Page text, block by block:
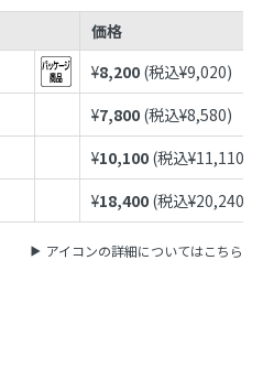
価格
¥8,200 (税込¥9,020)
¥7,800 (税込¥8,580)
¥10,100 (税込¥11,110
¥18,400 (税込¥20,240
アイコンの詳細についてはこちら